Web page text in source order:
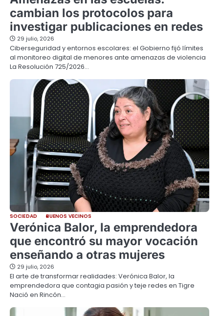
cambian los protocolos para
investigar publicaciones en redes
29 julio, 2026
Ciberseguridad y entornos escolares: el Gobierno fijó límites
al monitoreo digital de menores ante amenazas de violencia
La Resolución 725/2026…
SOCIEDAD BUENOS VECINOS
Verónica Balor, la emprendedora
que encontró su mayor vocación
enseñando a otras mujeres
29 julio, 2026
El arte de transformar realidades: Verónica Balor, la
emprendedora que contagia pasión y teje redes en Tigre
Nació en Rincón…